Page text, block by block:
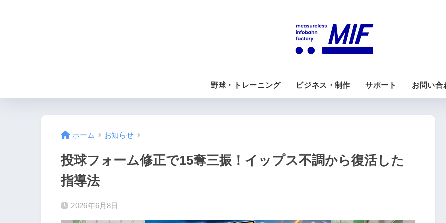
野球・トレーニング ビジネス・制作 サポート お問い合
ホーム お知らせ
投球フォーム修正で15奪三振！イップス不調から復活した
指導法
2026年6月8日